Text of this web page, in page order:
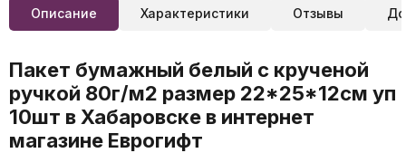
Описание Характеристики Отзывы
Пакет бумажный белый с крученой
ручкой 80г/м2 размер 22*25*12см уп
10шт в Хабаровске в интернет
магазине Еврогифт